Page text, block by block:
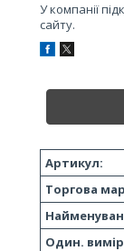
У компанії
сайту.
Артикул:
Торгова
Один.